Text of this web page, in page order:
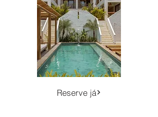
Reserve já